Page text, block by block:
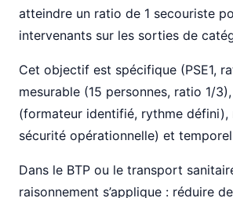
atteindre un ratio de 1 secouriste
intervenants sur les sorties de
Cet objectif est spécifique (PSE1,
mesurable (15 personnes, ratio 1/
(formateur identifié, rythme défini),
sécurité opérationnelle) et
Dans le BTP ou le transport
raisonnement s’applique : réduire